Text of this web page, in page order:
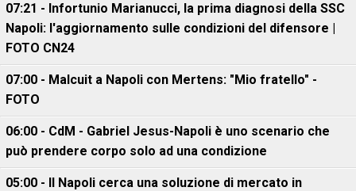
07:21 - Infortunio Marianucci, la prima diagnosi della SSC
Napoli: l'aggiornamento sulle condizioni del difensore |
FOTO CN24
07:00 - Malcuit a Napoli con Mertens: "Mio fratello" -
FOTO
06:00 - CdM - Gabriel Jesus-Napoli è uno scenario che
può prendere corpo solo ad una condizione
05:00 - Il Napoli cerca una soluzione di mercato in